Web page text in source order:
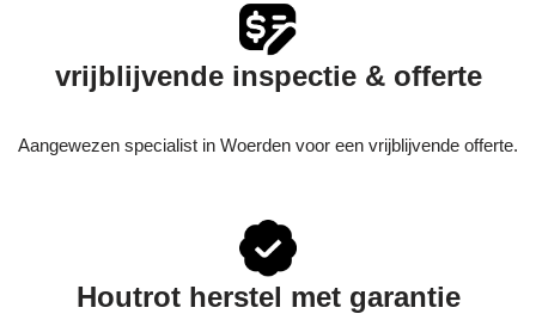
vrijblijvende inspectie & offerte
Aangewezen specialist in Woerden voor een vrijblijvende offerte.
Houtrot herstel met garantie